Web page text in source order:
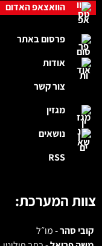
הוואצאפ האדום
פרסום באתר
אודות
צור קשר
מגזין
נושאים
RSS
צוות המערכת:
קובי סהר -מו״ל